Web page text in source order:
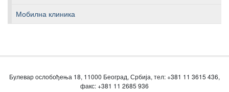
Мобилна клиника
Булевар ослобођења 18, 11000 Београд, Србија, тел: +381 11 3615 436,
факс: +381 11 2685 936